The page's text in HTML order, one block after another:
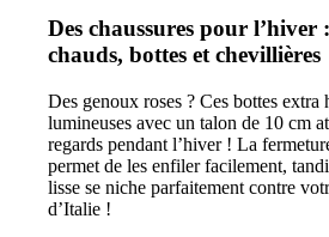
Des chaussures pour l’hiver
chauds, bottes et chevillières
Des genoux roses ? Ces bottes extra
lumineuses avec un talon de 10 cm
regards pendant l’hiver ! La
permet de les enfiler facilement,
lisse se niche parfaitement contre
d’Italie !